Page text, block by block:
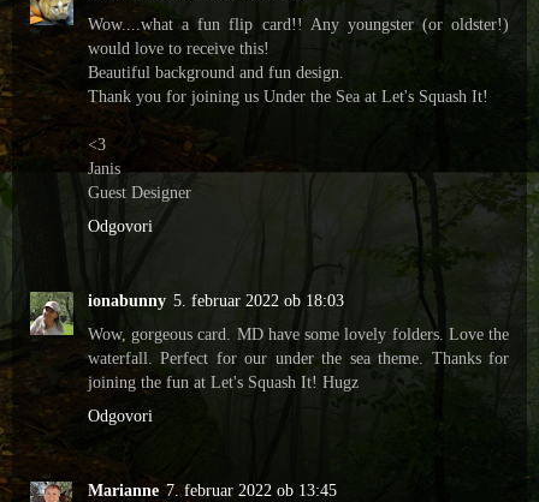
Wow....what a fun flip card!! Any youngster (or oldster!)
would love to receive this!
Beautiful background and fun design.
Thank you for joining us Under the Sea at Let's Squash It!
<3
Janis
Guest Designer
Odgovori
ionabunny 5. februar 2022 ob 18:03
Wow, gorgeous card. MD have some lovely folders. Love the
waterfall. Perfect for our under the sea theme. Thanks for
joining the fun at Let's Squash It! Hugz
Odgovori
Marianne 7. februar 2022 ob 13:45